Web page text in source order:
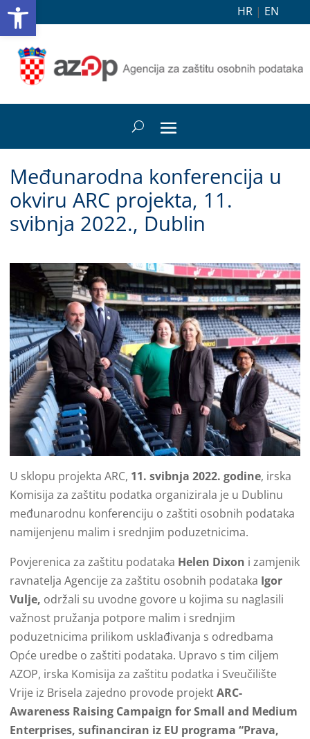
HR | EN
Međunarodna konferencija u
okviru ARC projekta, 11.
svibnja 2022., Dublin
U sklopu projekta ARC, 11. svibnja 2022. godine, irska
Komisija za zaštitu podatka organizirala je u Dublinu
međunarodnu konferenciju o zaštiti osobnih podataka
namijenjenu malim i srednjim poduzetnicima.
Povjerenica za zaštitu podataka Helen Dixon i zamjenik
ravnatelja Agencije za zaštitu osobnih podataka Igor
Vulje, održali su uvodne govore u kojima su naglasili
važnost pružanja potpore malim i srednjim
poduzetnicima prilikom usklađivanja s odredbama
Opće uredbe o zaštiti podataka. Upravo s tim ciljem
AZOP, irska Komisija za zaštitu podatka i Sveučilište
Vrije iz Brisela zajedno provode projektARC-
Awareness Raising Campaign for Small and Medium
Enterprises, sufinanciran iz EU programa “Prava,